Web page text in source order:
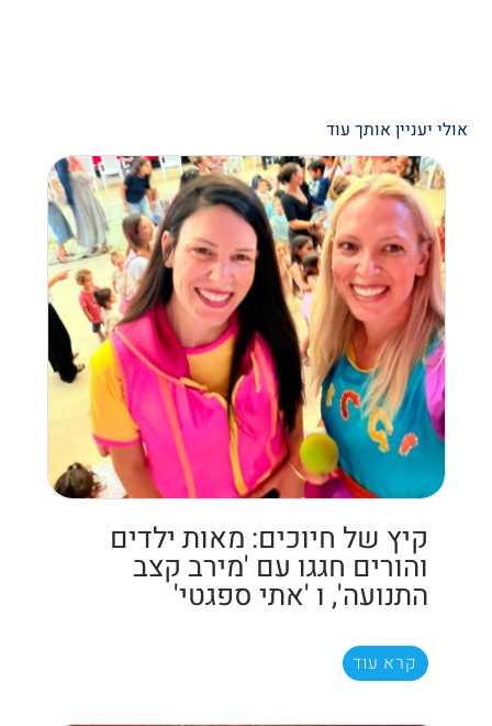
אולי יעניין אותך עוד
קיץ של חיוכים: מאות ילדים
והורים חגגו עם 'מירב קצב
התנועה', ו 'אתי ספגטי'
קרא עוד